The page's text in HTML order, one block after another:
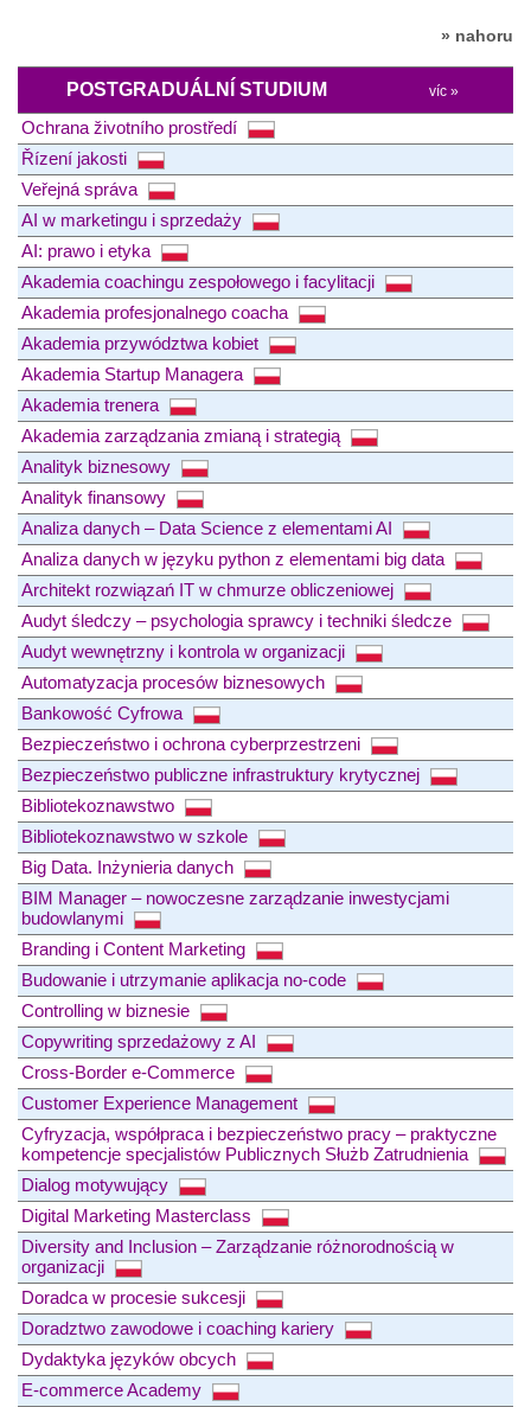
» nahoru
POSTGRADUÁLNÍ STUDIUM víc »
Ochrana životního prostředí
Řízení jakosti
Veřejná správa
AI w marketingu i sprzedaży
AI: prawo i etyka
Akademia coachingu zespołowego i facylitacji
Akademia profesjonalnego coacha
Akademia przywództwa kobiet
Akademia Startup Managera
Akademia trenera
Akademia zarządzania zmianą i strategią
Analityk biznesowy
Analityk finansowy
Analiza danych – Data Science z elementami AI
Analiza danych w języku python z elementami big data
Architekt rozwiązań IT w chmurze obliczeniowej
Audyt śledczy – psychologia sprawcy i techniki śledcze
Audyt wewnętrzny i kontrola w organizacji
Automatyzacja procesów biznesowych
Bankowość Cyfrowa
Bezpieczeństwo i ochrona cyberprzestrzeni
Bezpieczeństwo publiczne infrastruktury krytycznej
Bibliotekoznawstwo
Bibliotekoznawstwo w szkole
Big Data. Inżynieria danych
BIM Manager – nowoczesne zarządzanie inwestycjami
budowlanymi
Branding i Content Marketing
Budowanie i utrzymanie aplikacja no-code
Controlling w biznesie
Copywriting sprzedażowy z AI
Cross-Border e-Commerce
Customer Experience Management
Cyfryzacja, współpraca i bezpieczeństwo pracy – praktyczne
kompetencje specjalistów Publicznych Służb Zatrudnienia
Dialog motywujący
Digital Marketing Masterclass
Diversity and Inclusion – Zarządzanie różnorodnością w
organizacji
Doradca w procesie sukcesji
Doradztwo zawodowe i coaching kariery
Dydaktyka języków obcych
E-commerce Academy